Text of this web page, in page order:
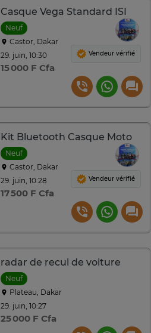
Casque Vega Standard ISI
Neuf
Castor, Dakar
29. juin, 10:30
15 000 F Cfa
Vendeur vérifié
Kit Bluetooth Casque Moto
Neuf
Castor, Dakar
29. juin, 10:28
17 500 F Cfa
Vendeur vérifié
radar de recul de voiture
Neuf
Plateau, Dakar
29. juin, 10:27
25 000 F Cfa